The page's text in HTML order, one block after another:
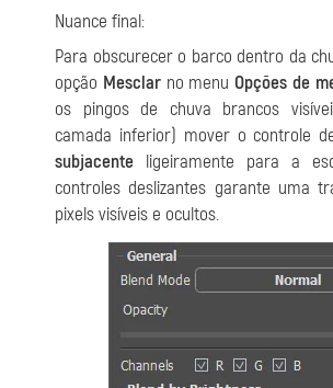
Nuance final:
Para obscurecer o barco dentro da
opção Mesclarno menu Opções de
os pingos de chuva brancos
camada inferior) mover o controle
subjacente ligeiramente para a
controles deslizantes garante uma
pixels visíveis e ocultos.